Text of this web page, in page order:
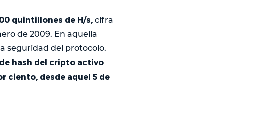
quintillones de H/s, cifra
de 2009. En aquella
seguridad del protocolo.
hash del cripto activo
ciento, desde aquel 5 de